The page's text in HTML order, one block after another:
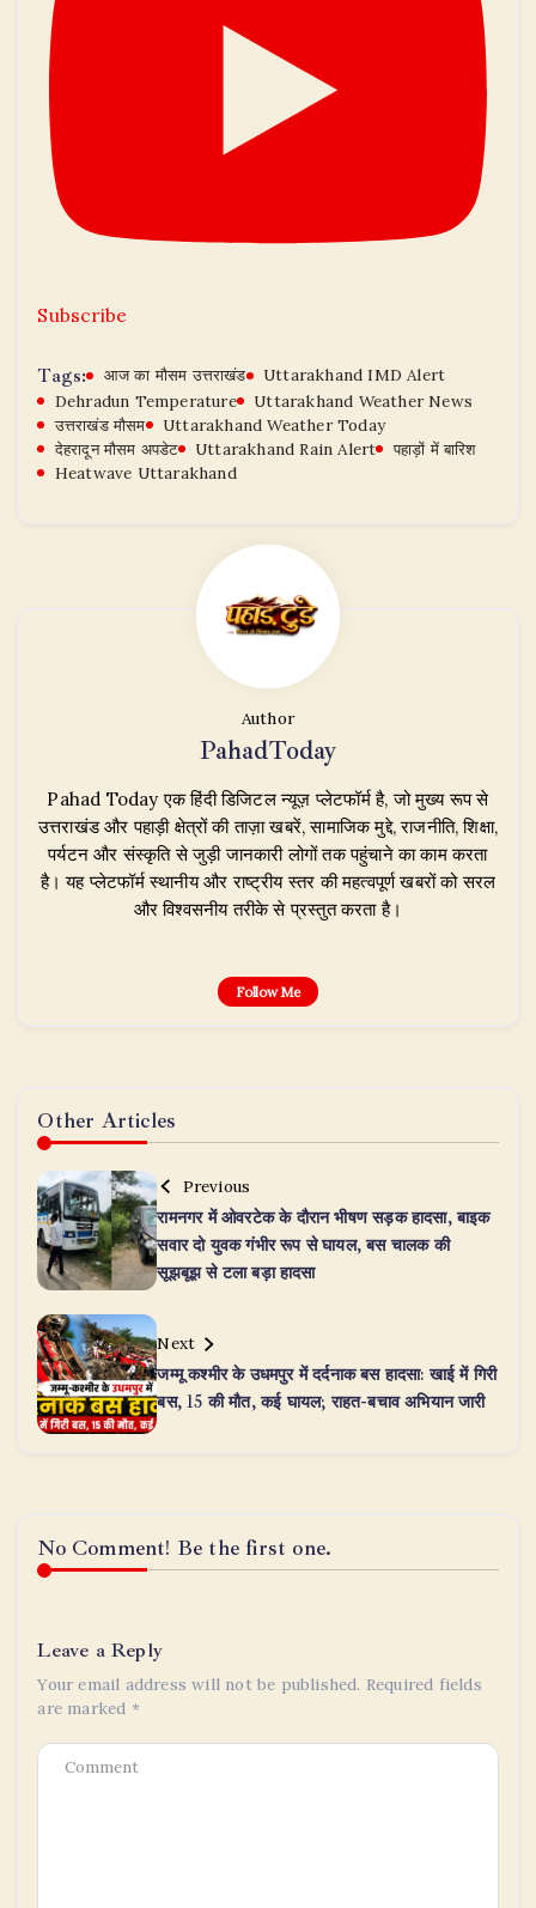
Subscribe
Tags: आज का मौसम उत्तराखंड
Uttarakhand IMD Alert
Dehradun Temperature
Uttarakhand Weather News
उत्तराखंड मौसम
Uttarakhand Weather Today
देहरादून मौसम अपडेट
Uttarakhand Rain Alert
पहाड़ों में बारिश
Heatwave Uttarakhand
Author
PahadToday
Pahad Today एक हिंदी डिजिटल न्यूज़ प्लेटफॉर्म है, जो मुख्य रूप से
उत्तराखंड और पहाड़ी क्षेत्रों की ताज़ा खबरें, सामाजिक मुद्दे, राजनीति, शिक्षा,
पर्यटन और संस्कृति से जुड़ी जानकारी लोगों तक पहुंचाने का काम करता
है। यह प्लेटफॉर्म स्थानीय और राष्ट्रीय स्तर की महत्वपूर्ण खबरों को सरल
और विश्वसनीय तरीके से प्रस्तुत करता है।
Follow Me
Other Articles
Previous
रामनगर में ओवरटेक के दौरान भीषण सड़क हादसा, बाइक
सवार दो युवक गंभीर रूप से घायल, बस चालक की
सूझबूझ से टला बड़ा हादसा
Next
जम्मू कश्मीर के उधमपुर में दर्दनाक बस हादसा: खाई में गिरी
बस, 15 की मौत, कई घायल; राहत-बचाव अभियान जारी
No Comment! Be the first one.
Leave a Reply
Your email address will not be published. Required fields
are marked *